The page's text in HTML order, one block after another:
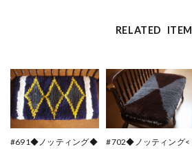
RELATED ITEM
#691◆ノッティング◆ #702◆ノッティング<